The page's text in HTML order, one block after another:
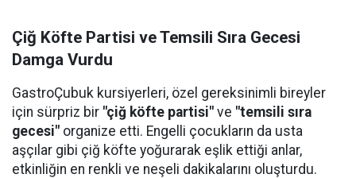
Çiğ Köfte Partisi ve Temsili Sıra Gecesi
Damga Vurdu
GastroÇubuk kursiyerleri, özel gereksinimli bireyler
için sürpriz bir "çiğ köfte partisi" ve "temsili sıra
gecesi" organize etti. Engelli çocukların da usta
aşçılar gibi çiğ köfte yoğurarak eşlik ettiği anlar,
etkinliğin en renkli ve neşeli dakikalarını oluşturdu.